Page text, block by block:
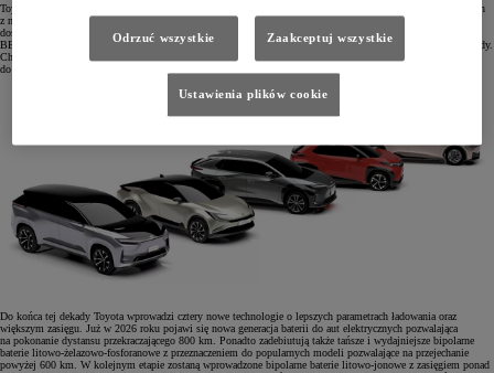
Toyota zapowiada, że do 2030 roku zamierza wyprodukować 3,5 mln samochodów elektrycznych. Aż 1,7 mln
z nich powstanie w rewolucyjnej fabryce BEV Factory stosującej innowacyjne procesy produkcyjne. Aby
dostępność aut elektrycznych była jak najwyższa, potrzebne są baterie nowej generacji, co potwierdza prezes
BEV Factory Takero Kato: „Będziemy oferować różne technologie baterii, tak jak teraz oferujemy różne napędy.
Chcemy dostosować rodzaj akumulatora trakcyjnego do typu samochodu oraz jego zastosowania, a także
do potrzeb naszych klientów.”
Do końca tej dekady Toyota wprowadzi cztery nowe technologie o lepszych parametrach ładowania oraz
większym zasięgu. Już w 2026 roku pojawi się nowa generacja baterii do aut elektrycznych pozwalająca
na pokonanie dystansu przekraczającego 800 km. Ponadto zadebiutują także tańsze i wydajniejsze bipolarne
baterie litowo-żelazowo-fosforanowe z przeznaczeniem do popularnych modeli pozwalające na przejechanie
powyżej 600 km. W kolejnym etapie zostaną wprowadzone bipolarne baterie litowo-jonowe z zasięgiem ponad
Odrzuć wszystkie Zaakceptuj wszystkie
Ustawienia plików cookie